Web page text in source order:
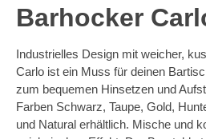
Barhocker
Industrielles Design mit weicher,
Carlo ist ein Muss für deinen
zum bequemen Hinsetzen und
Farben Schwarz, Taupe, Gold,
und Natural erhältlich. Mische und